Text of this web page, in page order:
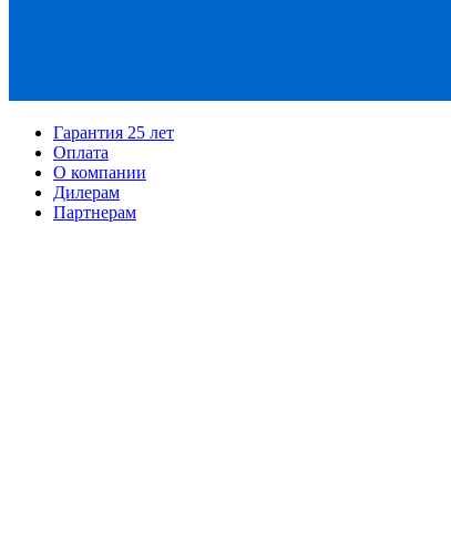
Гарантия 25 лет
Оплата
О компании
Дилерам
Партнерам